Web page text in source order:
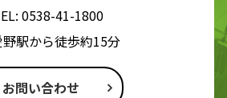
0538-41-1800
野駅から徒歩約15分
お問い合わせ